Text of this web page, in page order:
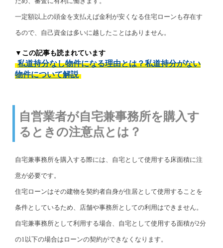
一定額以上の頭金を支払えば金利が安くなる住宅ローンも存在す
るので、自己資金は多いに越したことはありません。
▼この記事も読まれています
私道持分なし物件になる理由とは？私道持分がない
物件について解説
自営業者が自宅兼事務所を購入す
るときの注意点とは？
自宅兼事務所を購入する際には、自宅として使用する床面積に注
意が必要です。
住宅ローンはその建物を契約者自身が住居として使用することを
条件としているため、店舗や事務所としての利用はできません。
自宅兼事務所として利用する場合、自宅として使用する面積が2分
の1以下の場合はローンの契約ができなくなります。